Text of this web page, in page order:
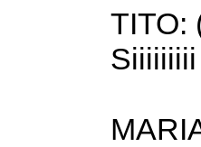
TITO:
Siiiiiiiii